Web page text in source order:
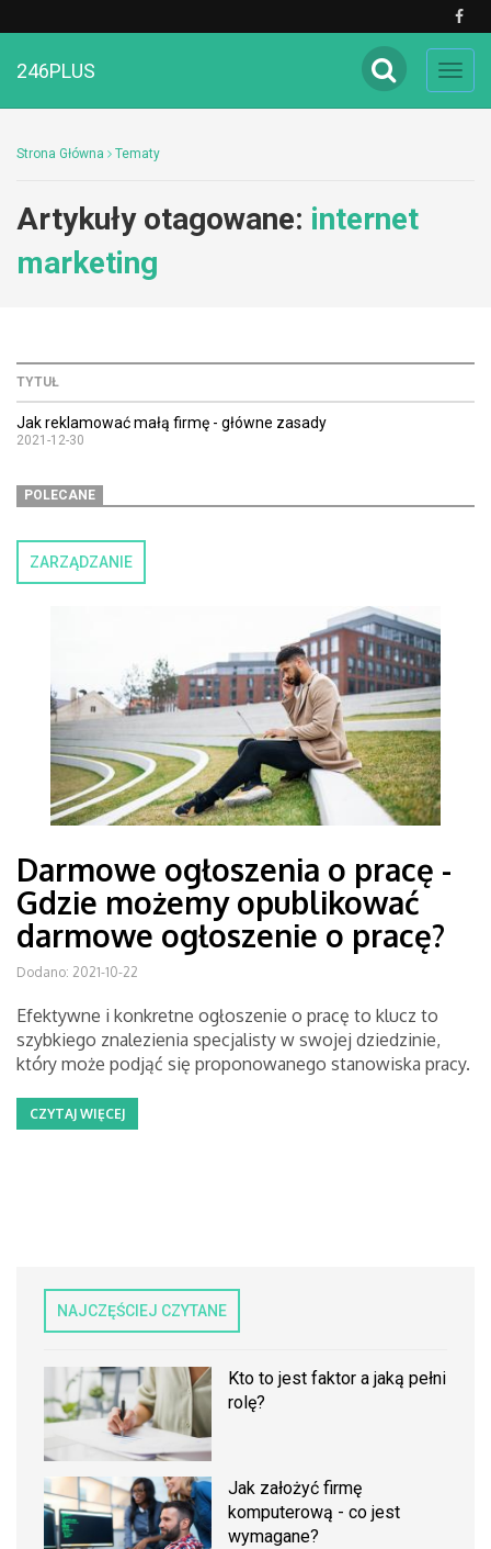
246PLUS
Strona Główna Tematy
Artykuły otagowane: internet
marketing
TYTUŁ
Jak reklamować małą firmę - główne zasady
2021-12-30
POLECANE
ZARZĄDZANIE
Darmowe ogłoszenia o pracę -
Gdzie możemy opublikować
darmowe ogłoszenie o pracę?
Dodano: 2021-10-22
Efektywne i konkretne ogłoszenie o pracę to klucz to
szybkiego znalezienia specjalisty w swojej dziedzinie,
który może podjąć się proponowanego stanowiska pracy.
CZYTAJ WIĘCEJ
NAJCZĘŚCIEJ CZYTANE
Kto to jest faktor a jaką pełni
rolę?
Jak założyć firmę
komputerową - co jest
wymagane?